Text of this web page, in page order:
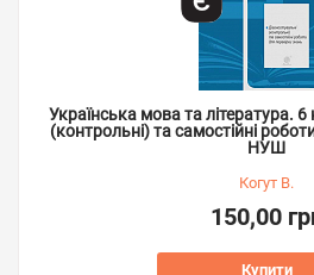
Українська мова та література. 6
(контрольні) та самостійні
НУШ
Когут В.
150,00
Купити